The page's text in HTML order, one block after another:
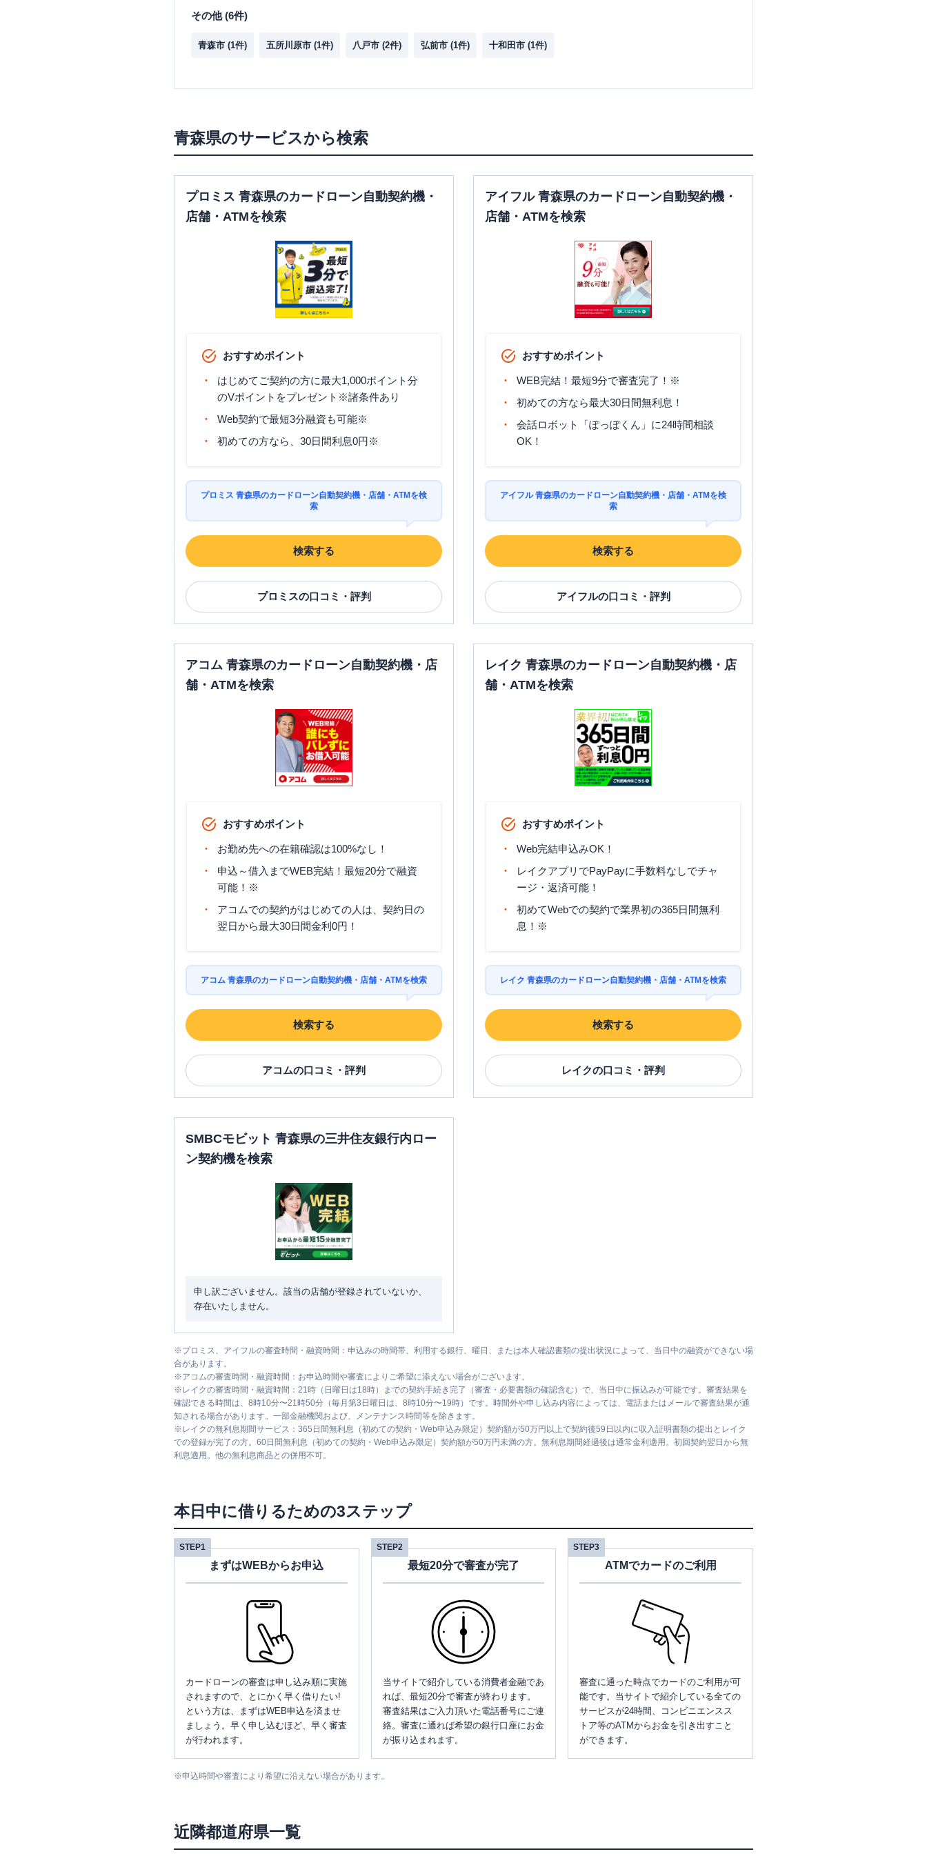
その他(6件)
青森市 (1件) 五所川原市 (1件) 八戸市 (2件) 弘前市 (1件) 十和田市 (1件)
青森県のサービスから検索
プロミス 青森県のカードローン自動契約機・
店舗・ATMを検索
おすすめポイント
はじめてご契約の方に最大1,000ポイント分
のVポイントをプレゼント※諸条件あり
Web契約で最短3分融資も可能※
初めての方なら、30日間利息0円※
プロミス 青森県のカードローン自動契約機・店舗・ATMを検
索
検索する
プロミスの口コミ・評判
アイフル 青森県のカードローン自動契約機・
店舗・ATMを検索
おすすめポイント
WEB完結！最短9分で審査完了！※
初めての方なら最大30日間無利息！
会話ロボット「ぽっぽくん」に24時間相談
OK！
アイフル 青森県のカードローン自動契約機・店舗・ATMを検
索
検索する
アイフルの口コミ・評判
アコム 青森県のカードローン自動契約機・店
舗・ATMを検索
おすすめポイント
お勤め先への在籍確認は100%なし！
申込～借入までWEB完結！最短20分で融資
可能！※
アコムでの契約がはじめての人は、契約日の
翌日から最大30日間金利0円！
アコム 青森県のカードローン自動契約機・店舗・ATMを検索
検索する
アコムの口コミ・評判
レイク 青森県のカードローン自動契約機・店
舗・ATMを検索
おすすめポイント
Web完結申込みOK！
レイクアプリでPayPayに手数料なしでチャ
ージ・返済可能！
初めてWebでの契約で業界初の365日間無利
息！※
レイク 青森県のカードローン自動契約機・店舗・ATMを検索
検索する
レイクの口コミ・評判
SMBCモビット 青森県の三井住友銀行内ロー
ン契約機を検索
申し訳ございません。該当の店舗が登録されていないか、
存在いたしません。
※プロミス、アイフルの審査時間・融資時間：申込みの時間帯、利用する銀行、曜日、または本人確認書類の提出状況によって、当日中の融資ができない場
合があります。
※アコムの審査時間・融資時間：お申込時間や審査によりご希望に添えない場合がございます。
※ レイクの審査時間・融資時間：21時（日曜日は18時）までの契約手続き完了（審査・必要書類の確認含む）で、当日中に振込みが可能です。審査結果を
確認できる時間は、8時10分〜21時50分（毎月第3日曜日は、8時10分〜19時）です。時間外や申し込み内容によっては、電話またはメールで審査結果が通
知される場合があります。一部金融機関および、メンテナンス時間等を除きます。
※ レイクの無利息期間サービス：365日間無利息（初めての契約・Web申込み限定）契約額が50万円以上で契約後59日以内に収入証明書類の提出とレイク
での登録が完了の方。60日間無利息（初めての契約・Web申込み限定）契約額が50万円未満の方。無利息期間経過後は通常金利適用。初回契約翌日から無
利息適用。他の無利息商品との併用不可。
本日中に借りるための3ステップ
STEP1
まずはWEBからお申込
カードローンの審査は申し込み順に実施
されますので、とにかく早く借りたい!
という方は、まずはWEB申込を済ませ
ましょう。早く申し込むほど、早く審査
が行われます。
STEP2
最短20分で審査が完了
当サイトで紹介している消費者金融であ
れば、最短20分で審査が終わります。
審査結果はご入力頂いた電話番号にご連
絡。審査に通れば希望の銀行口座にお金
が振り込まれます。
STEP3
ATMでカードのご利用
審査に通った時点でカードのご利用が可
能です。当サイトで紹介している全ての
サービスが24時間、コンビニエンスス
トア等のATMからお金を引き出すこと
ができます。
※申込時間や審査により希望に沿えない場合があります。
近隣都道府県一覧